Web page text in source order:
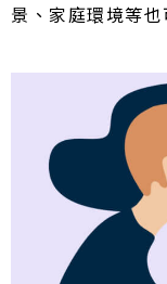
景、家庭環境等